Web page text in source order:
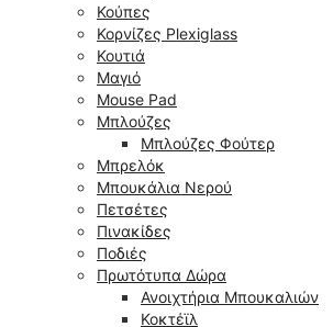
Κούπες
Κορνίζες Plexiglass
Κουτιά
Μαγιό
Mouse Pad
Μπλούζες
Μπλούζες Φούτερ
Μπρελόκ
Μπουκάλια Νερού
Πετσέτες
Πινακίδες
Ποδιές
Πρωτότυπα Δώρα
Ανοιχτήρια Μπουκαλιών
Κοκτέϊλ